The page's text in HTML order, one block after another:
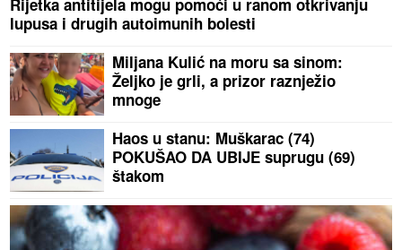
Rijetka antitijela mogu pomoći u ranom otkrivanju
lupusa i drugih autoimunih bolesti
Miljana Kulić na moru sa sinom:
Željko je grli, a prizor raznježio
mnoge
Haos u stanu: Muškarac (74)
POKUŠAO DA UBIJE suprugu (69)
štakom